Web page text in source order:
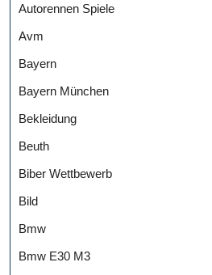
Autorennen Spiele
Avm
Bayern
Bayern München
Bekleidung
Beuth
Biber Wettbewerb
Bild
Bmw
Bmw E30 M3